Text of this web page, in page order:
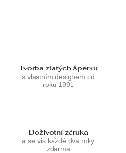
Tvorba zlatých šperků
s vlastním designem od
roku 1991
Doživotní záruka
a servis každé dva roky
zdarma